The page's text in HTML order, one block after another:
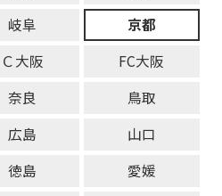
岐阜
京都
Ｃ大阪
FC大阪
奈良
鳥取
広島
山口
徳島
愛媛